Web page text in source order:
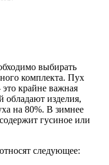
выбирать
комплекта. Пух
это крайне важная
обладают изделия,
на 80%. В зимнее
гусиное или
следующее: